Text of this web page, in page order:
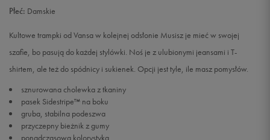
Płeć: Damskie
Kultowe trampki od Vansa w kolejnej odsłonie Musisz je mieć w swojej
szafie, bo pasują do każdej stylówki. Noś je z ulubionymi jeansami i T-
shirtem, ale też do spódnicy i sukienek. Opcji jest tyle, ile masz pomysłów.
sznurowana cholewka z tkaniny
pasek Sidestripe™ na boku
gruba, stabilna podeszwa
przyczepny bieżnik z gumy
ponadczasowa kolorystyka